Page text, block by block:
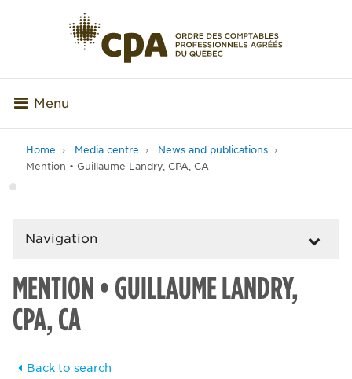
Menu
Home Media centre
News and publications
Mention • Guillaume Landry, CPA, CA
Navigation
MENTION • GUILLAUME LANDRY,
CPA, CA
Back to search